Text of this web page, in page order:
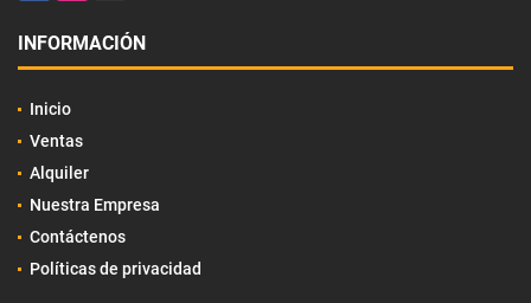
INFORMACIÓN
Inicio
Ventas
Alquiler
Nuestra Empresa
Contáctenos
Políticas de privacidad